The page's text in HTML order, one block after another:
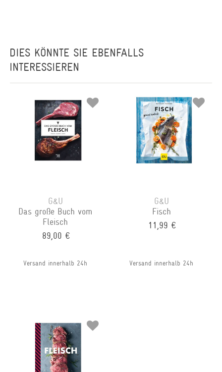
DIES KÖNNTE SIE EBENFALLS
INTERESSIEREN
G&U
Das große Buch vom
Fleisch
89,00 €
Versand innerhalb 24h
G&U
Fisch
11,99 €
Versand innerhalb 24h